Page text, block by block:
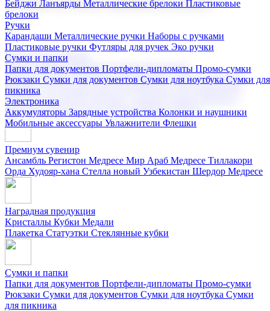
Бейджи Ланъярды Металлические брелоки Пластиковые
брелоки
Ручки
Карандаши Металлические ручки Наборы с ручками
Пластиковые ручки Футляры для ручек Эко ручки
Сумки и папки
Папки для документов Портфели-дипломаты Промо-сумки
Рюкзаки Сумки для документов Сумки для ноутбука Сумки для
пикника
Электроника
Аккумуляторы Зарядные устройства Колонки и наушники
Мобильные аксессуары Увлажнители Флешки
продукцию для бизнеса, мероприятия и клиентов.
Подарочные наборы
Бизнес наборыКофейные наборы Кошельки
Наборы из кожиНаборы ручекНаборы с аккумуляторами
Наборы с бутылками для воды
Наборы с ежедневниками
Наборы с кружками
флешкамиНовогодние наборыЧайные наборы
Премиум сувенир
Ансамбль Регистон Медресе Мир Араб Медресе Тиллакори
Орда Худояр-хана Стелла новый Узбекистан Шердор Медресе
Наградная продукция
Kристаллы Кубки Медали
Плакетка Статуэтки Стеклянные кубки
Сумки и папки
Папки для документов Портфели-дипломаты Промо-сумки
Рюкзаки Сумки для документов Сумки для ноутбука Сумки
для пикника